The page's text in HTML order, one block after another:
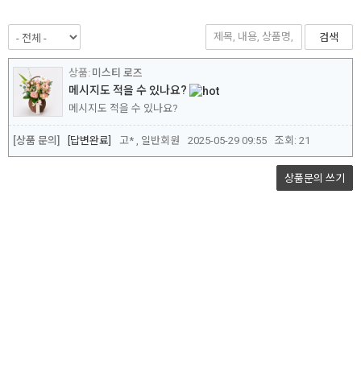
검색
답변완료
[상품 문의]
미스티 로즈
메시지도 적을 수 있나요?
메시지도 적을 수 있나요?
고* , 일반회원 2025-05-29 09:55 조회: 21
상품문의 쓰기